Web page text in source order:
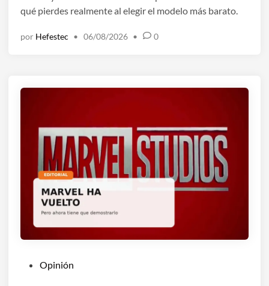
o
n
qué pierdes realmente al elegir el modelo más barato.
por Hefestec • 06/08/2026 • 0
Opinión